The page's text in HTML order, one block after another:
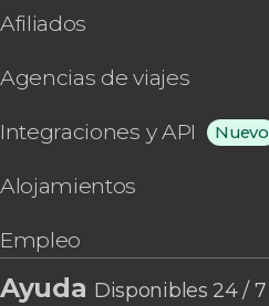
Afiliados
Agencias de viajes
Integraciones y API Nuevo
Alojamientos
Empleo
Ayuda Disponibles 24 / 7